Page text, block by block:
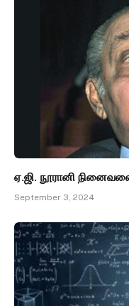
ஏ.ஜி. நூரானி
September 3, 2024